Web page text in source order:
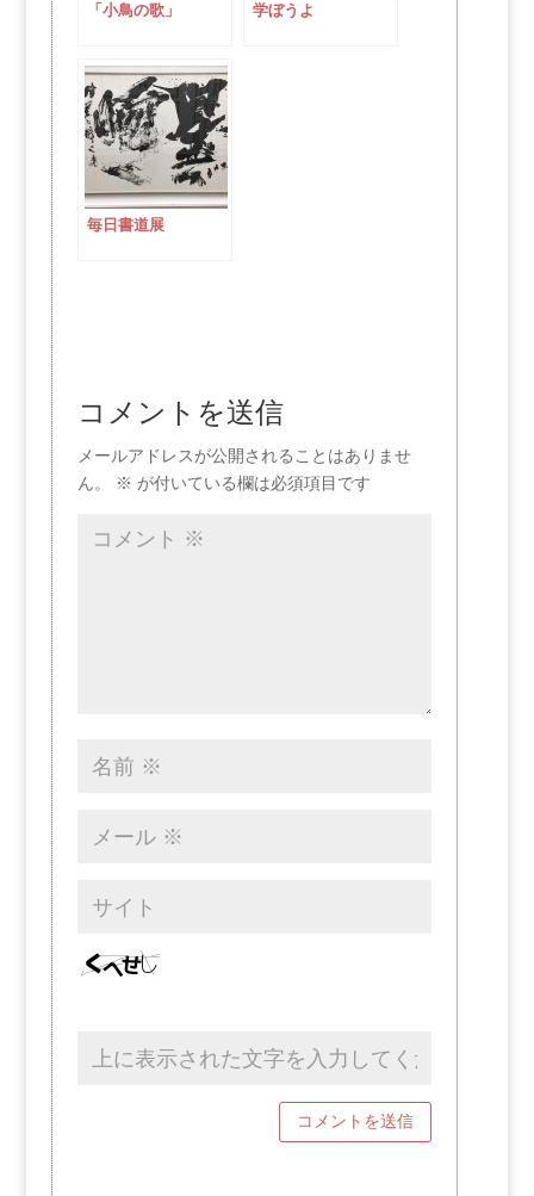
「小鳥の歌」 学ぼうよ
毎日書道展
コメントを送信
メールアドレスが公開されることはありませ
ん。
※ が付いている欄は必須項目です